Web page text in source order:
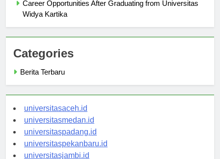
Career Opportunities After Graduating from Universitas
Categories
universitasaceh.id
universitasmedan.id
universitaspadang.id
universitaspekanbaru.id